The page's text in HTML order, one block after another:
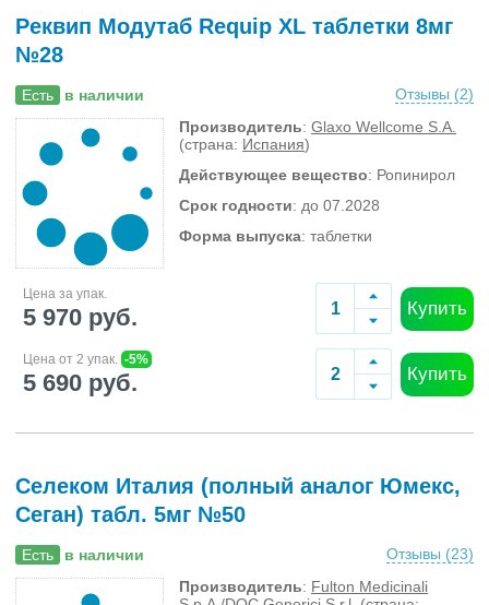
Реквип Модутаб Requip XL таблетки 8мг
№28
Есть в наличии Отзывы (2)
Производитель: Glaxo Wellcome S.A.
(страна: Испания)
Действующее вещество: Ропинирол
Срок годности: до 07.2028
Форма выпуска: таблетки
Цена за упак.
5 970 руб. Купить
Цена от 2 упак. -5%
5 690 руб. Купить
Селеком Италия (полный аналог Юмекс,
Сеган) табл. 5мг №50
Есть в наличии Отзывы (23)
Производитель: Fulton Medicinali